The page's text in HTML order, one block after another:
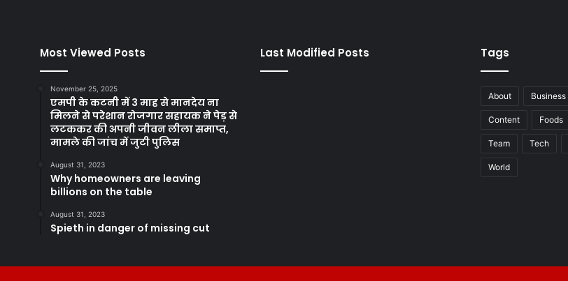
Most Viewed Posts
November 25, 2025
एमपी के कटनी में 3 माह से मानदेय ना
मिलने से परेशान रोजगार सहायक ने पेड़ से
लटककर की अपनी जीवन लीला समाप्त,
मामले की जांच में जुटी पुलिस
August 31, 2023
Why homeowners are leaving
billions on the table
August 31, 2023
Spieth in danger of missing cut
Last Modified Posts Tags
About Business
Content Foods
Team Tech
World